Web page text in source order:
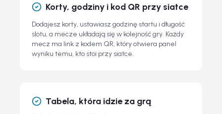
Korty, godziny i kod QR przy siatce
Dodajesz korty, ustawiasz godzinę startu i długość
slotu, a mecze układają się w kolejność gry. Każdy
mecz ma link z kodem QR, który otwiera panel
wyniku temu, kto stoi przy siatce.
Tabela, która idzie za grą